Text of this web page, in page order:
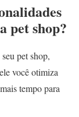
pet shop?
pet shop,
você otimiza
tempo para